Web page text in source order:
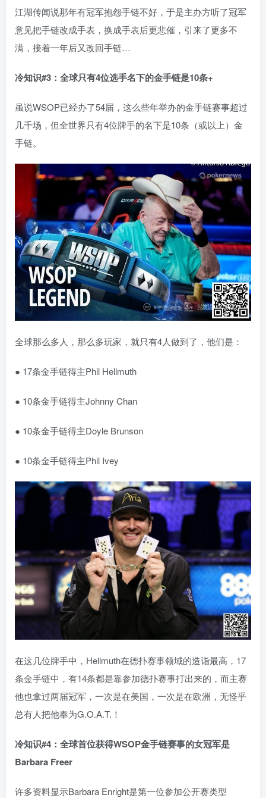
江湖传闻说那年有冠军抱怨手链不好，于是主办方听了冠军
意见把手链改成手表，换成手表后更悲催，引来了更多不
满，接着一年后又改回手链…
冷知识#3 ：全球只有4位选手名下的金手链是10条+
虽说WSOP已经办了54届，这么些年举办的金手链赛事超过
几千场，但全世界只有4位牌手的名下是10条（或以上）金
手链。
全球那么多人，那么多玩家，就只有4人做到了，他们是：
● 17条金手链得主Phil Hellmuth
● 10条金手链得主Johnny Chan
● 10条金手链得主Doyle Brunson
● 10条金手链得主Phil Ivey
在这几位牌手中，Hellmuth在德扑赛事领域的造诣最高，17
条金手链中，有14条都是靠参加德扑赛事打出来的，而主赛
他也拿过两届冠军，一次是在美国，一次是在欧洲，无怪乎
总有人把他奉为G.O.A.T.！
冷知识#4 ：全球首位获得WSOP金手链赛事的女冠军是
Barbara Freer
许多资料显示Barbara Enright是第一位参加公开赛类型